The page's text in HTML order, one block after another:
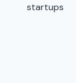
startups